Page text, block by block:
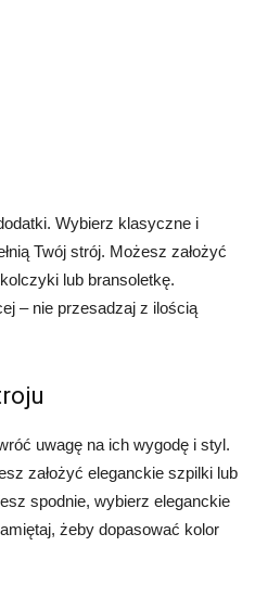
Wybierz klasyczne i
Twój strój. Możesz założyć
lub bransoletkę.
– nie przesadzaj z ilością
uwagę na ich wygodę i styl.
założyć eleganckie szpilki lub
spodnie, wybierz eleganckie
żeby dopasować kolor